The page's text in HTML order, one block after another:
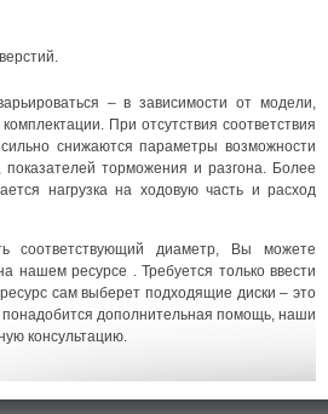
– в зависимости от модели,
При отсутствия соответствия
сильно снижаются параметры возможности
показателей торможения и разгона. Более
нагрузка на ходовую часть и расход
соответствующий диаметр, Вы можете
нашем ресурсе . Требуется только ввести
сам выберет подходящие диски – это
дополнительная помощь, наши
консультацию.